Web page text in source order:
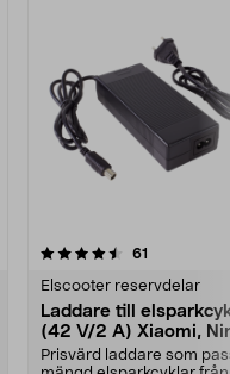
61
Elscooter reservdelar
Laddare till
(42 V/2 A) Xiaomi,
E-Way m.fl.
Prisvärd laddare som
4.5 av 5 stjärnor